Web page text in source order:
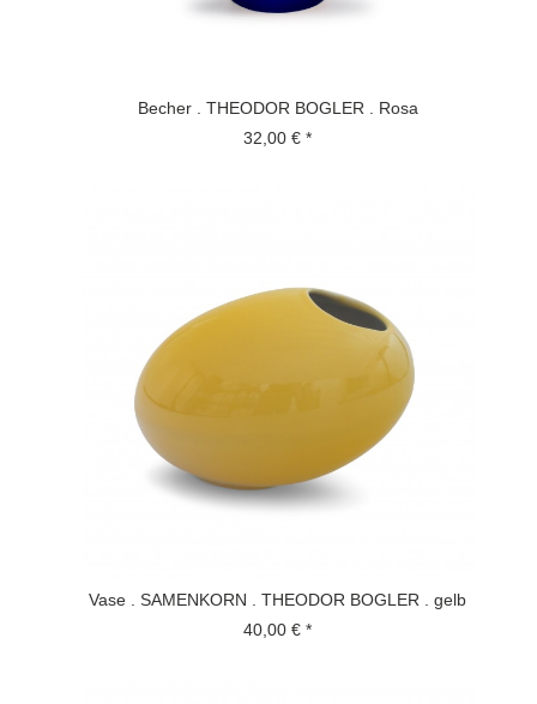
Becher . THEODOR BOGLER . Rosa
32,00 € *
Vase . SAMENKORN . THEODOR BOGLER . gelb
40,00 € *